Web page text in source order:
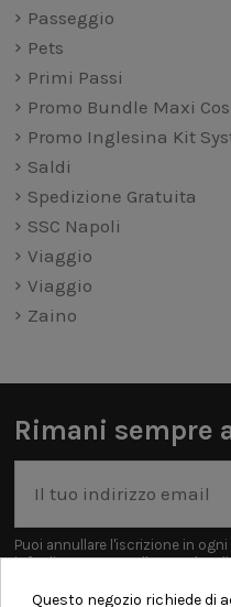
Passeggio
Pets
Primi Passi
Promo Bundle Maxi
Promo Inglesina Kit
Saldi
Spedizione Gratuita
SSC Napoli
Viaggio
Viaggio
Zaino
Rimani sempre
Puoi annullare l'iscrizione in
info di contatto nelle note legali.
Questo negozio richiede di